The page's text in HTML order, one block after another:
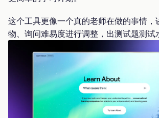
这个工具更像一个真的老师在做的事情，
物、询问难易度进行调整，出测试题测试